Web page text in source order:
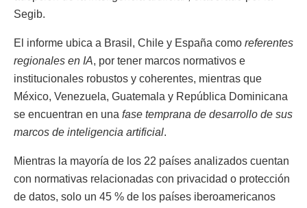
Segib.
El informe ubica a Brasil, Chile y España como referentes
regionales en IA, por tener marcos normativos e
institucionales robustos y coherentes, mientras que
México, Venezuela, Guatemala y República Dominicana
se encuentran en una fase temprana de desarrollo de sus
marcos de inteligencia artificial.
Mientras la mayoría de los 22 países analizados cuentan
con normativas relacionadas con privacidad o protección
de datos, solo un 45 % de los países iberoamericanos